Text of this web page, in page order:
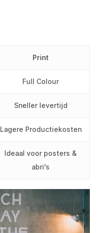
Print
Full Colour
Sneller levertijd
Lagere Productiekosten
Ideaal voor posters &
abri's